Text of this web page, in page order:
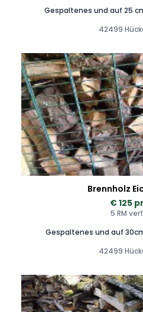
Gespaltenes und auf 25
42499
Brennholz
€ 125
5 RM
Gespaltenes und auf
42499